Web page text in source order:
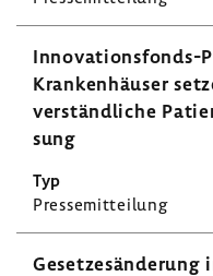
Innovationsfonds-​
Kran­ken­häuser
ver­ständ­liche
sung
Pres­se­mit­tei­lung